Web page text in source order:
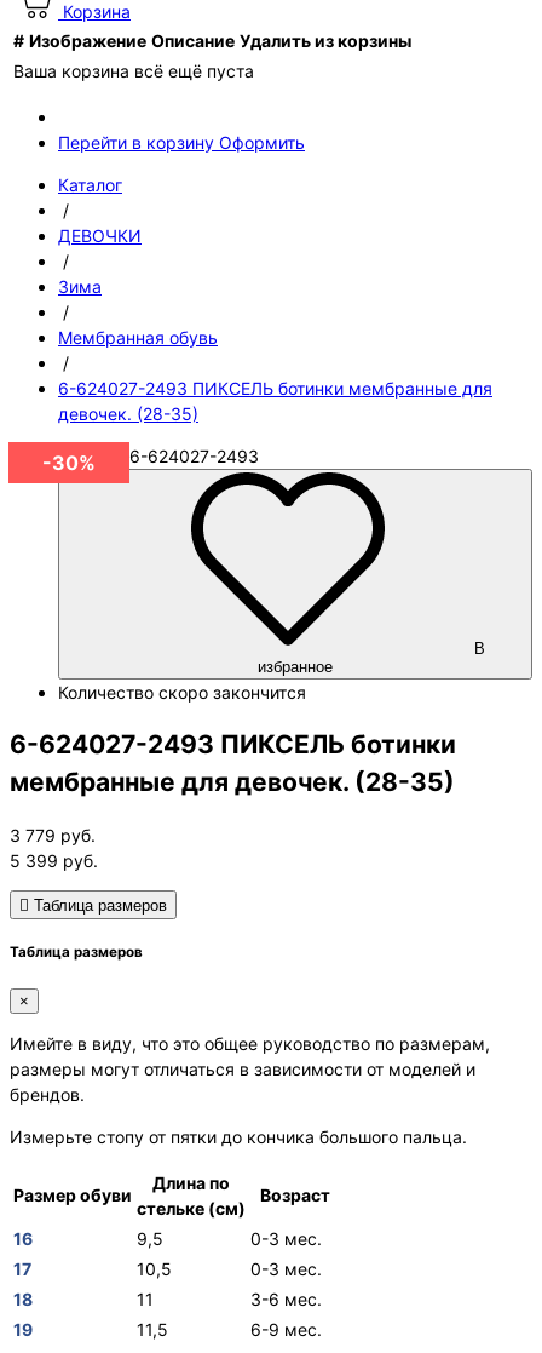
Корзина
# Изображение Описание Удалить из корзины
Ваша корзина всё ещё пуста
Перейти в корзину Оформить
Каталог
/
ДЕВОЧКИ
/
Зима
/
Мембранная обувь
/
6-624027-2493 ПИКСЕЛЬ ботинки мембранные для
девочек. (28-35)
Артикул 6-624027-2493
В
избранное
Количество скоро закончится
6-624027-2493 ПИКСЕЛЬ ботинки
мембранные для девочек. (28-35)
3 779 руб.
-30%
5 399 руб.
Таблица размеров
Таблица размеров
×
Имейте в виду, что это общее руководство по размерам,
размеры могут отличаться в зависимости от моделей и
брендов.
Измерьте стопу от пятки до кончика большого пальца.
Размер обуви
Длина по
стельке (см)
Возраст
16 9,5
0-3 мес.
17
10,5
0-3 мес.
18
11
3-6 мес.
19
11,5
6-9 мес.